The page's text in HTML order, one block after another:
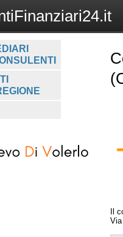
Il
Via